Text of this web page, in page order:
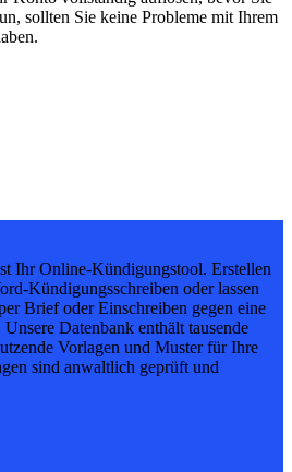
sollten Sie keine Probleme mit Ihrem
Ihr Online-Kündigungstool. Erstellen
Kündigungsschreiben oder lassen
Brief oder Einschreiben gegen eine
Datenbank enthält tausende
Vorlagen und Muster für Ihre
sind anwaltlich geprüft und